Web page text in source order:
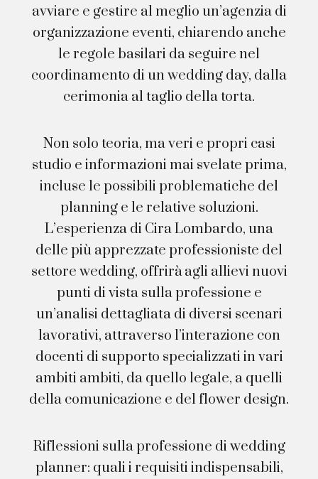
avviare e gestire al meglio un’agenzia di
organizzazione eventi, chiarendo anche
le regole basilari da seguire nel
coordinamento di un wedding day, dalla
cerimonia al taglio della torta.
Non solo teoria, ma veri e propri casi
studio e informazioni mai svelate prima,
incluse le possibili problematiche del
planning e le relative soluzioni.
L’esperienza di Cira Lombardo, una
delle più apprezzate professioniste del
settore wedding, offrirà agli allievi nuovi
punti di vista sulla professione e
un’analisi dettagliata di diversi scenari
lavorativi, attraverso l’interazione con
docenti di supporto specializzati in vari
ambiti ambiti, da quello legale, a quelli
della comunicazione e del flower design.
Riflessioni sulla professione di wedding
planner: quali i requisiti indispensabili,